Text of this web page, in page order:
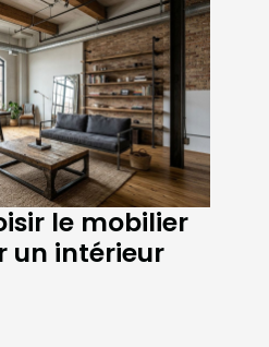
le mobilier
un intérieur